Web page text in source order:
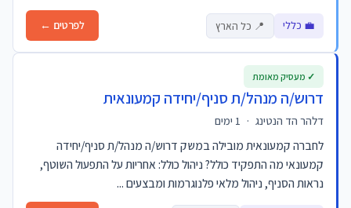
💼 כללי 📍 כל הארץ לפרטים ←
דרוש/ה מנהל/ת סניף/יחידה קמעונאית
דלהר הד הנטינג ·
לחברה קמעונאית מובילה במשק דרוש/ה מנהל/ת סניף/יחידה
קמעונאי מה התפקיד כולל? ניהול כולל: אחריות על התפעול השוטף,
נראות הסניף, ניהול מלאי פלנוגרמות ומבצעים ...
✓ מעסיק מאומת